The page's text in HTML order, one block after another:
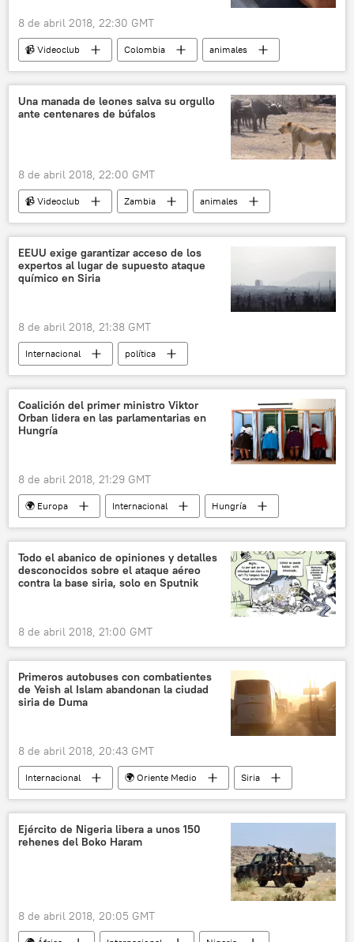
8 de abril 2018, 22:30 GMT
📹 Videoclub Colombia
animales
ardilla
electricidad
corazón
vida
Una manada de leones salva su orgullo
ante centenares de búfalos
8 de abril 2018, 22:00 GMT
📹 Videoclub Zambia
animales
búfalo
naturaleza
leones
safari
EEUU exige garantizar acceso de los
expertos al lugar de supuesto ataque
químico en Siria
8 de abril 2018, 21:38 GMT
Internacional
política
🌍 Oriente Medio
América del Norte
EEUU
Siria
Duma
Guta Oriental
Nikki Haley
noticias
Coalición del primer ministro Viktor
Orban lidera en las parlamentarias en
Hungría
8 de abril 2018, 21:29 GMT
🌍 Europa Internacional
Hungría
Viktor Orban
noticias
Todo el abanico de opiniones y detalles
desconocidos sobre el ataque aéreo
contra la base siria, solo en Sputnik
8 de abril 2018, 21:00 GMT
Primeros autobuses con combatientes
de Yeish al Islam abandonan la ciudad
siria de Duma
8 de abril 2018, 20:43 GMT
Internacional 🌍 Oriente Medio
Siria
Duma
Guta Oriental
Yeish al Islam
noticias
Ejército de Nigeria libera a unos 150
rehenes del Boko Haram
8 de abril 2018, 20:05 GMT